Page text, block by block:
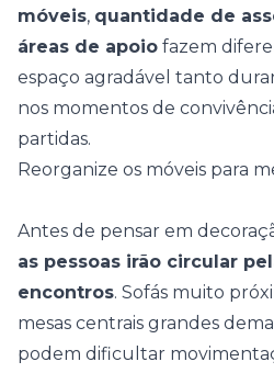
móveis, quantidade de
áreas de apoio fazem
espaço agradável tanto
nos momentos de
partidas.
Reorganize os móveis para
Antes de pensar em
as pessoas irão circular
encontros. Sofás muito
mesas centrais grandes
podem dificultar